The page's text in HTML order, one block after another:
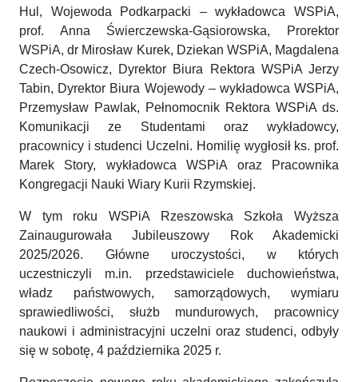
Hul, Wojewoda Podkarpacki – wykładowca WSPiA,
prof. Anna Świerczewska-Gąsiorowska, Prorektor
WSPiA, dr Mirosław Kurek, Dziekan WSPiA, Magdalena
Czech-Osowicz, Dyrektor Biura Rektora WSPiA Jerzy
Tabin, Dyrektor Biura Wojewody – wykładowca WSPiA,
Przemysław Pawlak, Pełnomocnik Rektora WSPiA ds.
Komunikacji ze Studentami oraz wykładowcy,
pracownicy i studenci Uczelni. Homilię wygłosił ks. prof.
Marek Story, wykładowca WSPiA oraz Pracownika
Kongregacji Nauki Wiary Kurii Rzymskiej.
W tym roku WSPiA Rzeszowska Szkoła Wyższa
Zainaugurowała Jubileuszowy Rok Akademicki
2025/2026. Główne uroczystości, w których
uczestniczyli m.in. przedstawiciele duchowieństwa,
władz państwowych, samorządowych, wymiaru
sprawiedliwości, służb mundurowych, pracownicy
naukowi i administracyjni uczelni oraz studenci, odbyły
się w sobotę, 4 października 2025 r.